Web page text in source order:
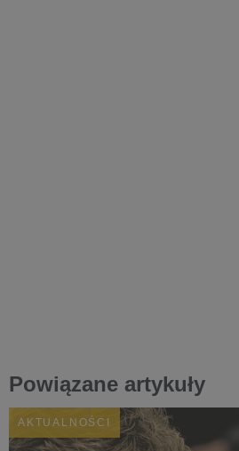
Powiązane artykuły
AKTUALNOŚCI